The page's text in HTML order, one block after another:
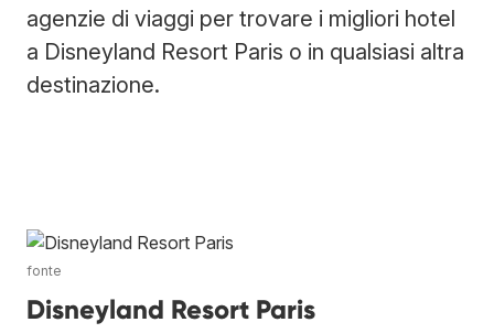
agenzie di viaggi per trovare i migliori hotel
a Disneyland Resort Paris o in qualsiasi altra
destinazione.
fonte
Disneyland Resort Paris